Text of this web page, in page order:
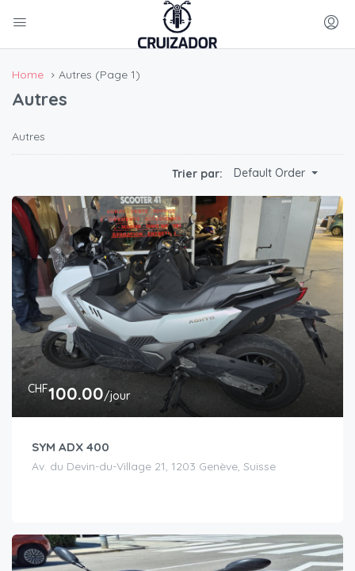
Home Autres (Page 1)
Autres
Autres
Trier par: Default Order
CHF100.00/jour
SYM ADX 400
Av. du Devin-du-Village 21, 1203 Genève, Suisse